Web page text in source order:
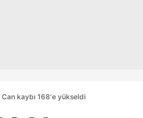
Can kaybı 168'e yükseldi